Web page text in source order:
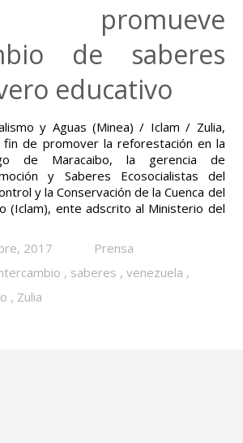
promueve
de saberes
educativo
y Aguas (Minea) / Iclam / Zulia,
de promover la reforestación en la
de Maracaibo, la gerencia de
y Saberes Ecosocialistas del
y la Conservación de la Cuenca del
(Iclam), ente adscrito al Ministerio del
2017
Prensa
, saberes , venezuela ,
, Zulia